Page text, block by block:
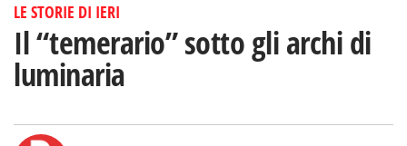
LE STORIE DI IERI
Il “temerario” sotto gli archi di
luminaria